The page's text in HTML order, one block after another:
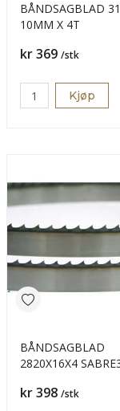
BÅNDSAGBLAD
10MM X 4T
Pris
kr 369 /stk
Kjøp
BÅNDSAGBLAD
2820X16X4
Pris
kr 398 /stk